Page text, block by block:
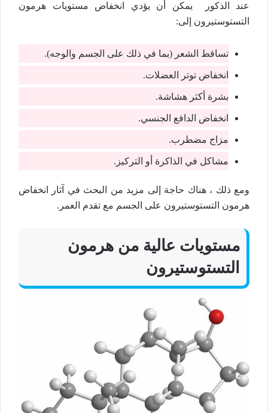
عند الذكور يمكن أن يؤدي انخفاض مستويات هرمون
التستوستيرون إلى:
تساقط الشعر (بما في ذلك على الجسم والوجه).
انخفاض توتر العضلات.
بشرة أكثر هشاشة.
انخفاض الدافع الجنسي.
مزاج مضطرب.
مشاكل في الذاكرة أو التركيز.
ومع ذلك ، هناك حاجة إلى مزيد من البحث في آثار انخفاض
هرمون التستوستيرون على الجسم مع تقدم العمر.
مستويات عالية من هرمون
التستوستيرون